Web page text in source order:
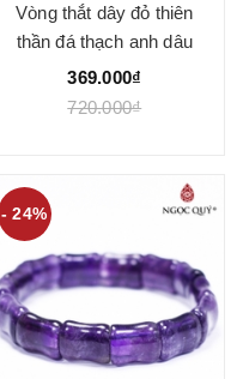
Vòng thắt dây đỏ thiên
thần đá thạch anh dâu
369.000₫
720.000₫
- 24%